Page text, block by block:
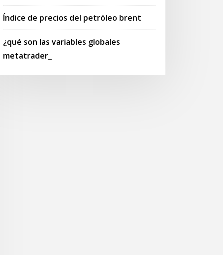
Índice de precios del petróleo brent
¿qué son las variables globales
metatrader_